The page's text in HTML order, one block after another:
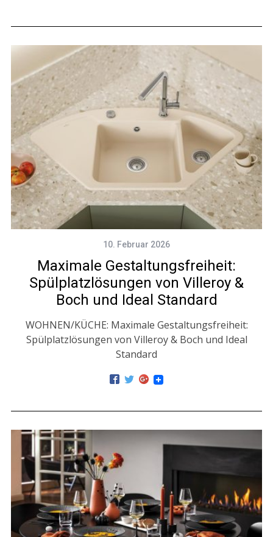
10. Februar 2026
Maximale Gestaltungsfreiheit:
Spülplatzlösungen von Villeroy &
Boch und Ideal Standard
WOHNEN/KÜCHE: Maximale Gestaltungsfreiheit:
Spülplatzlösungen von Villeroy & Boch und Ideal
Standard